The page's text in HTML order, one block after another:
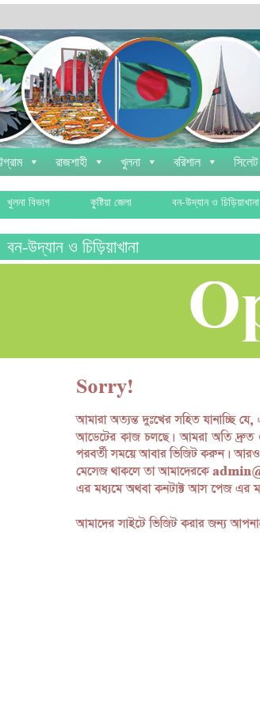
রাজশাহী খুলনা বরিশাল সিলেট
খুলনা বিভাগ কুষ্টিয়া জেলা বন-উদ্যান ও চিড়িয়াখানা
বন-উদ্যান ও চিড়িয়াখানা